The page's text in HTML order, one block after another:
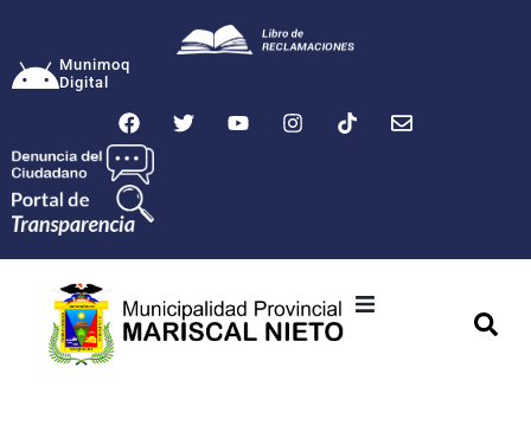
Munimoq
Digital